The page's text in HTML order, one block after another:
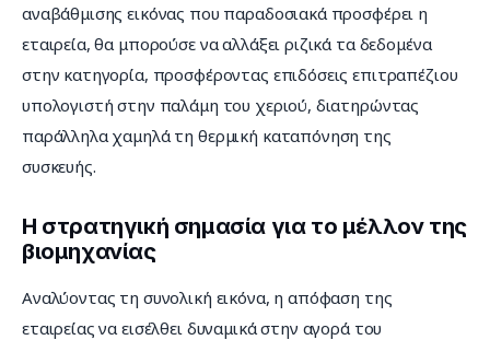
αναβάθμισης εικόνας που παραδοσιακά προσφέρει η
εταιρεία, θα μπορούσε να αλλάξει ριζικά τα δεδομένα
στην κατηγορία, προσφέροντας επιδόσεις επιτραπέζιου
υπολογιστή στην παλάμη του χεριού, διατηρώντας
παράλληλα χαμηλά τη θερμική καταπόνηση της
συσκευής.
Η στρατηγική σημασία για το μέλλον της
βιομηχανίας
Αναλύοντας τη συνολική εικόνα, η απόφαση της
εταιρείας να εισέλθει δυναμικά στην αγορά του